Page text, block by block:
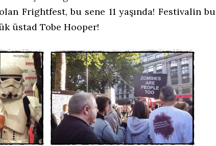
Frightfest, bu sene 11 yaşında! Festivalin bu
üstad Tobe Hooper!